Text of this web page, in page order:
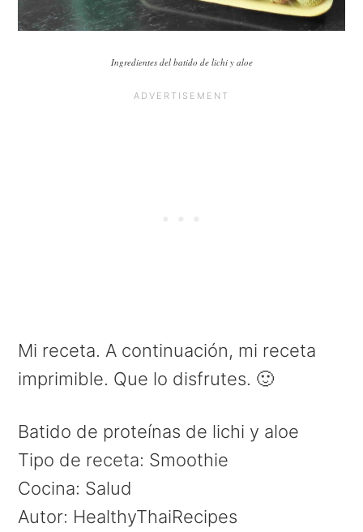
Ingredientes del batido de lichi y aloe
Mi receta. A continuación, mi receta
imprimible. Que lo disfrutes. 🙂
Batido de proteínas de lichi y aloe
Tipo de receta: Smoothie
Cocina: Salud
Autor: HealthyThaiRecipes